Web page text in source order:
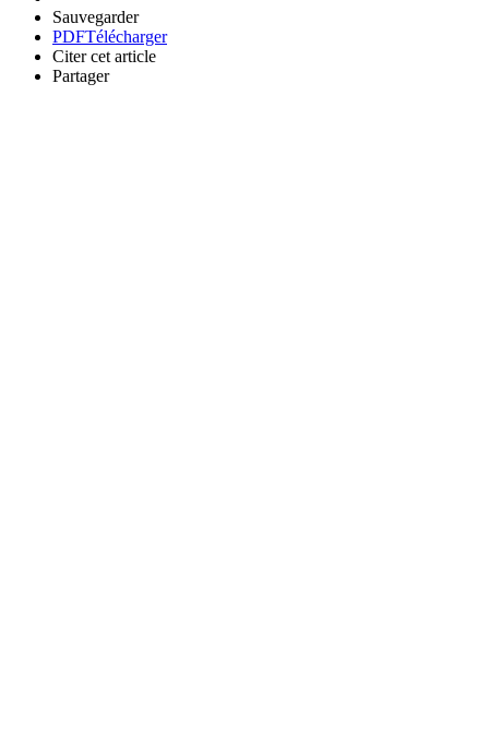
Sauvegarder
PDFTélécharger
Citer cet article
Partager